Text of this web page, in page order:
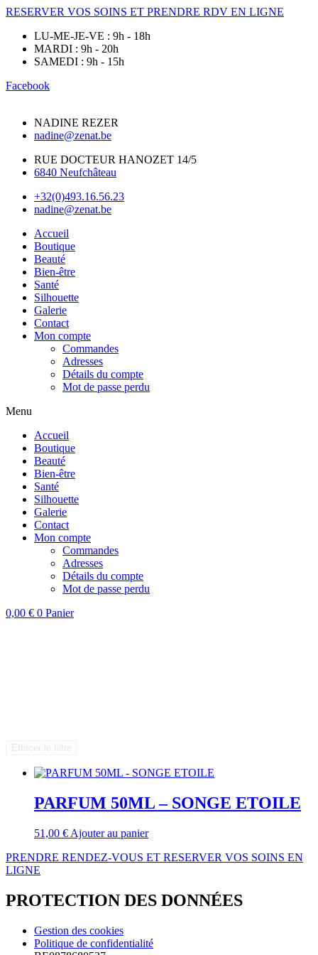
RESERVER VOS SOINS ET PRENDRE RDV EN LIGNE
LU-ME-JE-VE : 9h - 18h
MARDI : 9h - 20h
SAMEDI : 9h - 15h
Facebook
NADINE REZER
nadine@zenat.be
RUE DOCTEUR HANOZET 14/5
6840 Neufchâteau
+32(0)493.16.56.23
nadine@zenat.be
Accueil
Boutique
Beauté
Bien-être
Santé
Silhouette
Galerie
Contact
Mon compte
Commandes
Adresses
Détails du compte
Mot de passe perdu
Menu
Accueil
Boutique
Beauté
Bien-être
Santé
Silhouette
Galerie
Contact
Mon compte
Commandes
Adresses
Détails du compte
Mot de passe perdu
0,00 € 0 Panier
PARFUM 50ML – SONGE ETOILE
51,00 € Ajouter au panier
PRENDRE RENDEZ-VOUS ET RESERVER VOS SOINS EN
LIGNE
PROTECTION DES DONNÉES
Gestion des cookies
Politique de confidentialité